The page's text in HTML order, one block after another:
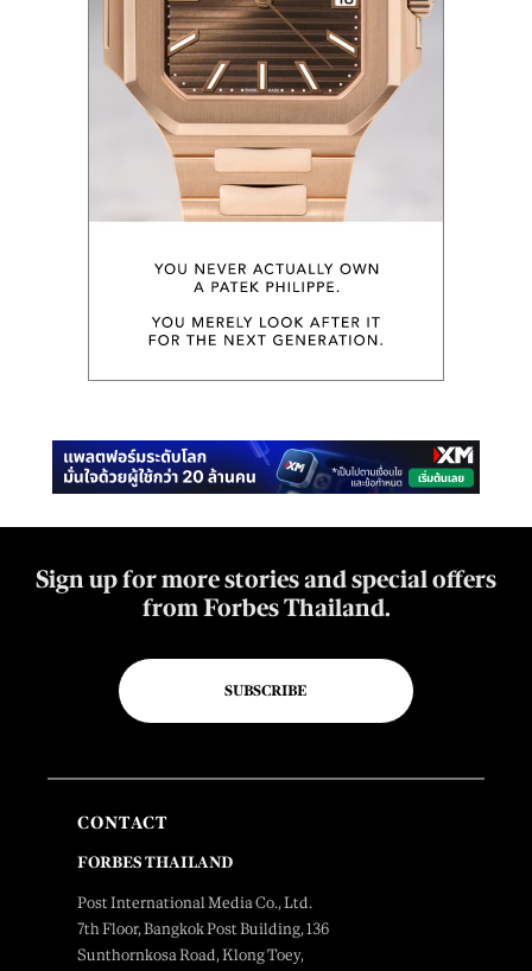
Sign up for more stories and special offers
from Forbes Thailand.
SUBSCRIBE
CONTACT
FORBES THAILAND
Post International Media Co., Ltd.
7th Floor, Bangkok Post Building, 136
Sunthornkosa Road, Klong Toey,